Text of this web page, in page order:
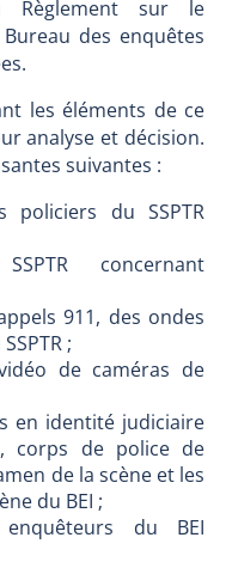
Règlement sur le
des enquêtes
les éléments de ce
analyse et décision.
suivantes :
policiers du SSPTR
concernant
911, des ondes
;
de caméras de
en identité judiciaire
corps de police de
de la scène et les
du BEI ;
du BEI